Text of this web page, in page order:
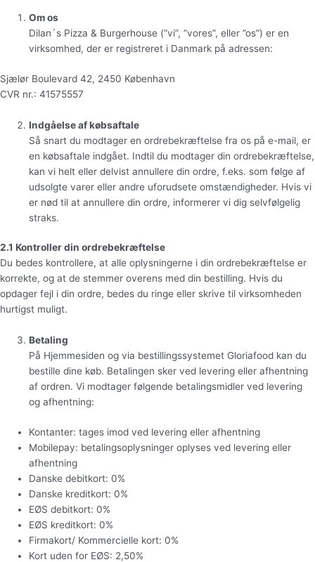
Om os
Dilan´s Pizza & Burgerhouse (”vi”, ”vores”, eller ”os”) er en
virksomhed, der er registreret i Danmark på adressen:
Sjælør Boulevard 42, 2450 København
CVR nr.: 41575557
Indgåelse af købsaftale
Så snart du modtager en ordrebekræftelse fra os på e-mail, er
en købsaftale indgået. Indtil du modtager din ordrebekræftelse,
kan vi helt eller delvist annullere din ordre, f.eks. som følge af
udsolgte varer eller andre uforudsete omstændigheder. Hvis vi
er nød til at annullere din ordre, informerer vi dig selvfølgelig
straks.
2.1 Kontroller din ordrebekræftelse
Du bedes kontrollere, at alle oplysningerne i din ordrebekræftelse er
korrekte, og at de stemmer overens med din bestilling. Hvis du
opdager fejl i din ordre, bedes du ringe eller skrive til virksomheden
hurtigst muligt.
Betaling
På Hjemmesiden og via bestillingssystemet Gloriafood kan du
bestille dine køb. Betalingen sker ved levering eller afhentning
af ordren. Vi modtager følgende betalingsmidler ved levering
og afhentning:
Kontanter: tages imod ved levering eller afhentning
Mobilepay: betalingsoplysninger oplyses ved levering eller
afhentning
Danske debitkort: 0%
Danske kreditkort: 0%
EØS debitkort: 0%
EØS kreditkort: 0%
Firmakort/ Kommercielle kort: 0%
Kort uden for EØS: 2,50%